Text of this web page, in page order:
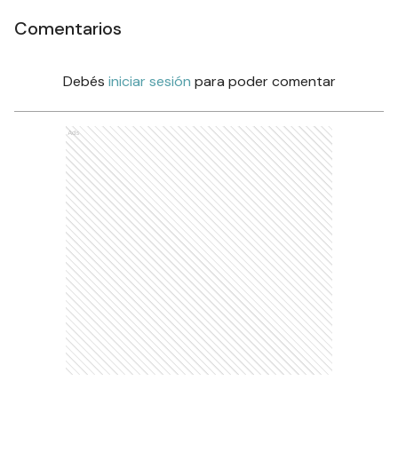
Comentarios
Debés iniciar sesión para poder comentar
Ads